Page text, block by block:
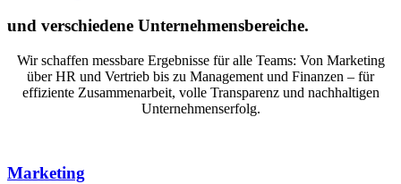
und verschiedene Unternehmensbereiche.
Wir schaffen messbare Ergebnisse für alle Teams: Von Marketing
über HR und Vertrieb bis zu Management und Finanzen – für
effiziente Zusammenarbeit, volle Transparenz und nachhaltigen
Unternehmenserfolg.
Marketing